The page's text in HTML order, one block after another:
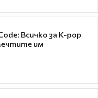
Всичко за K-pop
им